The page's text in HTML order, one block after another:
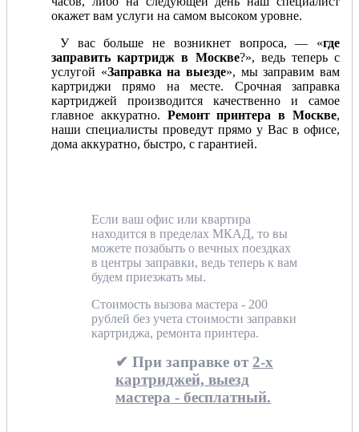
окажет вам услуги на самом высоком уровне.
У вас больше не возникнет вопроса, — «где
заправить картридж в Москве?», ведь теперь с
услугой «Заправка на выезде», мы заправим вам
картриджи прямо на месте. Срочная заправка
картриджей производится качественно и самое
главное аккуратно. Ремонт принтера в Москве,
наши специалисты проведут прямо у Вас в офисе,
дома аккуратно, быстро, с гарантией.
Если ваш офис или квартира
находится в пределах МКАД, то вы
можете позабыть о вечных поездках
в центры заправки, ведь теперь к вам
будем приезжать мы.
Стоимость вызова мастера - 200
рублей без учета стоимости заправки
картриджа, ремонта принтера.
✔ При заправке от 2-х
картриджей, выезд
мастера - бесплатный.